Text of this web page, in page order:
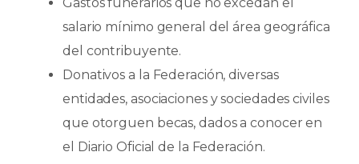
salario mínimo general del área geográfica
del contribuyente.
Donativos a la Federación, diversas
entidades, asociaciones y sociedades civiles
que otorguen becas, dados a conocer en
el Diario Oficial de la Federación.